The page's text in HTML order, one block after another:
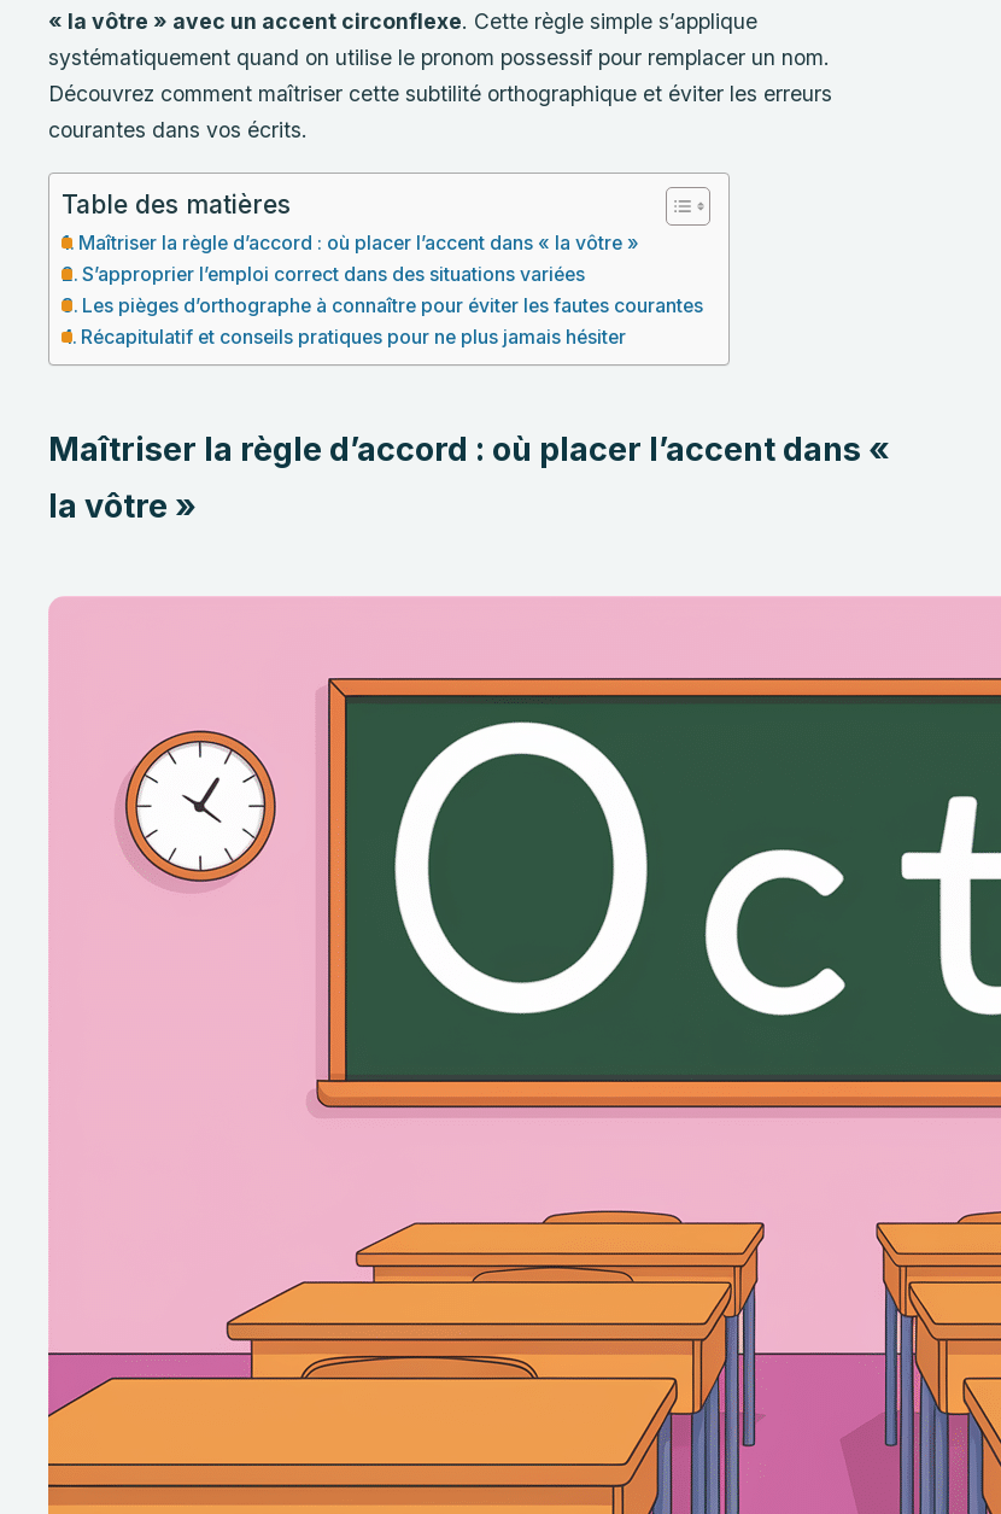
« la vôtre » avec un accent circonflexe. Cette règle simple s’applique
systématiquement quand on utilise le pronom possessif pour remplacer un nom.
Découvrez comment maîtriser cette subtilité orthographique et éviter les erreurs
courantes dans vos écrits.
Table des matières
Maîtriser la règle d’accord : où placer l’accent dans « la vôtre »
S’approprier l’emploi correct dans des situations variées
Les pièges d’orthographe à connaître pour éviter les fautes courantes
Récapitulatif et conseils pratiques pour ne plus jamais hésiter
Maîtriser la règle d’accord : où placer l’accent dans «
la vôtre »